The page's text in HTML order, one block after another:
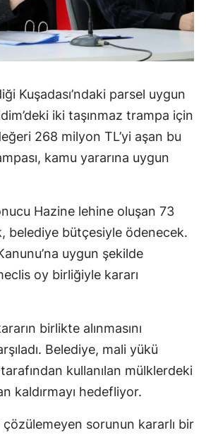
Kuşadası’ndaki parsel uygun
iki taşınmaz trampa için
268 milyon TL’yi aşan bu
kamu yararına uygun
Hazine lehine oluşan 73
belediye bütçesiyle ödenecek.
uygun şekilde
oy birliğiyle kararı
birlikte alınmasını
Belediye, mali yükü
kullanılan mülklerdeki
kaldırmayı hedefliyor.
çözülemeyen sorunun kararlı bir